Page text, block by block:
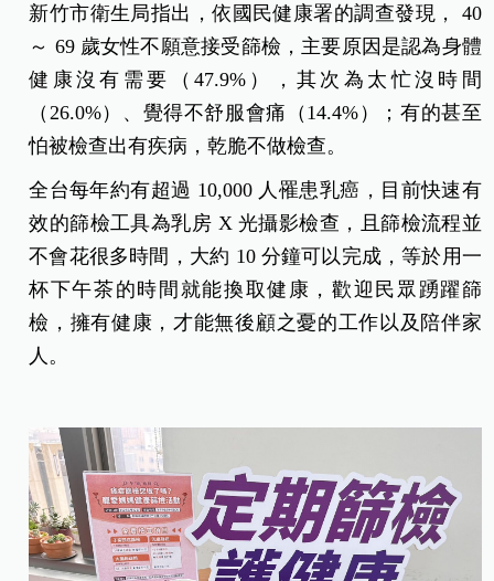
新竹市衛生局指出，依國民健康署的調查發現， 40
～ 69 歲女性不願意接受篩檢，主要原因是認為身體
健康沒有需要（47.9%），其次為太忙沒時間
（26.0%）、覺得不舒服會痛（14.4%）；有的甚至
怕被檢查出有疾病，乾脆不做檢查。
全台每年約有超過 10,000 人罹患乳癌，目前快速有
效的篩檢工具為乳房 X 光攝影檢查，且篩檢流程並
不會花很多時間，大約 10 分鐘可以完成，等於用一
杯下午茶的時間就能換取健康，歡迎民眾踴躍篩
檢，擁有健康，才能無後顧之憂的工作以及陪伴家
人。